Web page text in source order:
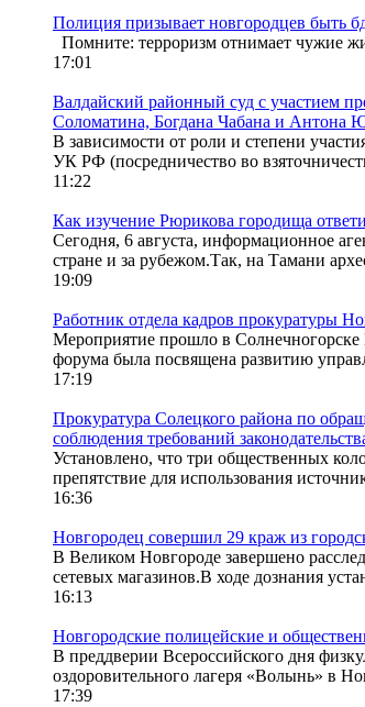
Полиция призывает новгородцев быть
Помните: терроризм отнимает чужие
17:01
Валдайский районный суд с участием
Соломатина, Богдана Чабана и Антона
В зависимости от роли и степени
УК РФ (посредничество во
11:22
Как изучение Рюрикова городища
Сегодня, 6 августа, информационное
стране и за рубежом.Так, на Тамани
19:09
Работник отдела кадров прокуратуры
Мероприятие прошло в Солнечногорске
форума была посвящена развитию
17:19
Прокуратура Солецкого района по
соблюдения требований
Установлено, что три общественных
препятствие для использования
16:36
Новгородец совершил 29 краж из
В Великом Новгороде завершено
сетевых магазинов.В ходе дознания
16:13
Новгородские полицейские и
В преддверии Всероссийского дня
оздоровительного лагеря «Волынь» в
17:39